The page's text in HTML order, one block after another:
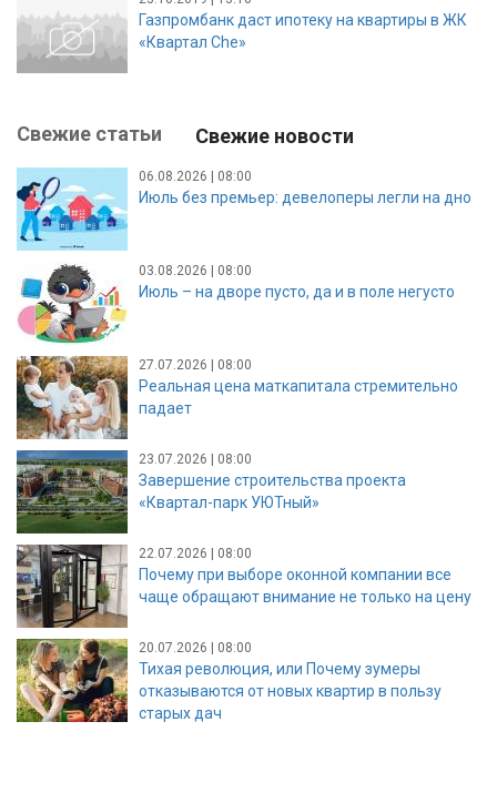
Газпромбанк даст ипотеку на квартиры в ЖК
«Квартал Che»
Свежие статьи Свежие новости
06.08.2026 | 08:00
Июль без премьер: девелоперы легли на дно
03.08.2026 | 08:00
Июль – на дворе пусто, да и в поле негусто
27.07.2026 | 08:00
Реальная цена маткапитала стремительно
падает
23.07.2026 | 08:00
Завершение строительства проекта
«Квартал-парк УЮТный»
22.07.2026 | 08:00
Почему при выборе оконной компании все
чаще обращают внимание не только на цену
20.07.2026 | 08:00
Тихая революция, или Почему зумеры
отказываются от новых квартир в пользу
старых дач